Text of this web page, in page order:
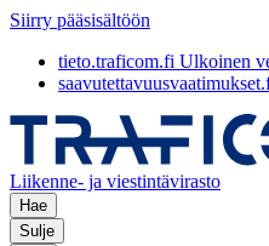
Siirry pääsisältöön
tieto.traficom.fi Ulkoinen
Liikenne- ja viestintävirasto
Hae
Sulje